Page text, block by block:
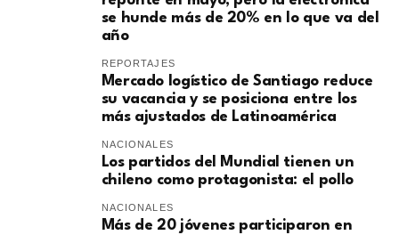
se hunde más de 20% en lo que va del
año
REPORTAJES
Mercado logístico de Santiago reduce
su vacancia y se posiciona entre los
más ajustados de Latinoamérica
NACIONALES
Los partidos del Mundial tienen un
chileno como protagonista: el pollo
NACIONALES
Más de 20 jóvenes participaron en